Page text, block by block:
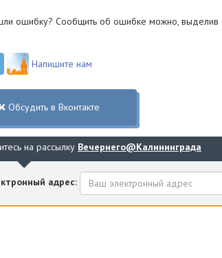
ошибку? Cообщить об ошибке можно, выделив
Напишите нам
Обсудить в Вконтакте
на рассылку Вечернего@Калининграда
адрес: